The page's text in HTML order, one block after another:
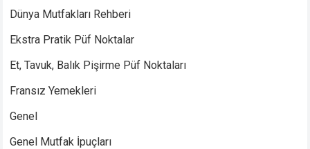
Dünya Mutfakları Rehberi
Ekstra Pratik Püf Noktalar
Et, Tavuk, Balık Pişirme Püf Noktaları
Fransız Yemekleri
Genel
Genel Mutfak İpuçları